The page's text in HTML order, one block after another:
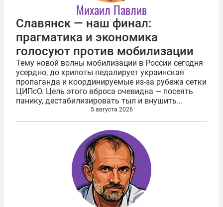
Михаил Павлив
Славянск — наш финал:
прагматика и экономика
голосуют против мобилизации
Тему новой волны мобилизации в России сегодня
усердно, до хрипоты педалирует украинская
пропаганда и координируемые из-за рубежа сетки
ЦИПсО. Цель этого вброса очевидна — посеять
панику, дестабилизировать тыл и внушить
обществу ложное ощущение бесконечной,
высасывающей силы войны. В принципе...
5 августа 2026